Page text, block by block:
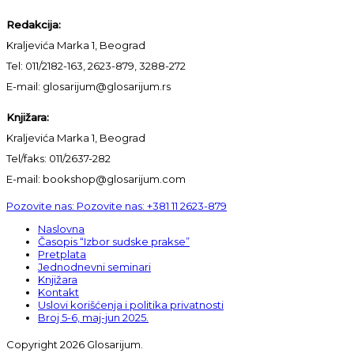
Redakcija:
Kraljevića Marka 1, Beograd
Tel: 011/2182-163, 2623-879, 3288-272
E-mail: glosarijum@glosarijum.rs
Knjižara:
Kraljevića Marka 1, Beograd
Tel/faks: 011/2637-282
E-mail: bookshop@glosarijum.com
Pozovite nas: Pozovite nas: +381 11 2623-879
Naslovna
Časopis “Izbor sudske prakse”
Pretplata
Jednodnevni seminari
Knjižara
Kontakt
Uslovi korišćenja i politika privatnosti
Broj 5-6, maj-jun 2025.
Copyright 2026 Glosarijum.